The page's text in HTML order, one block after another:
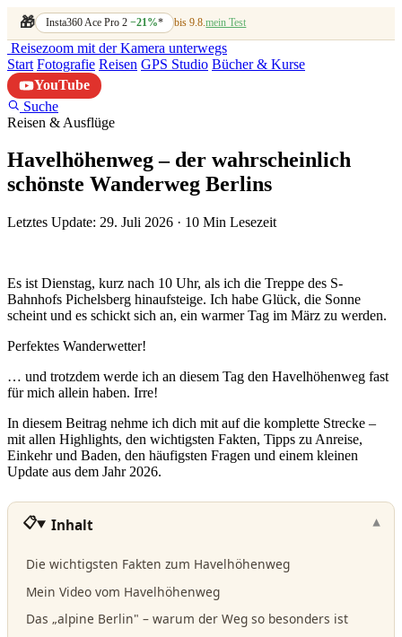
🎁 Insta360 Ace Pro 2−21%* bis 9.8.mein Test
Reisezoom mit der Kamera unterwegs
Start Fotografie Reisen GPS Studio Bücher & Kurse
YouTube
Suche
Reisen & Ausflüge
Havelhöhenweg – der wahrscheinlich
schönste Wanderweg Berlins
Letztes Update: 29. Juli 2026 · 10 Min Lesezeit
Es ist Dienstag, kurz nach 10 Uhr, als ich die Treppe des S-
Bahnhofs Pichelsberg hinaufsteige. Ich habe Glück, die Sonne
scheint und es schickt sich an, ein warmer Tag im März zu werden.
Perfektes Wanderwetter!
… und trotzdem werde ich an diesem Tag den Havelhöhenweg fast
für mich allein haben. Irre!
In diesem Beitrag nehme ich dich mit auf die komplette Strecke –
mit allen Highlights, den wichtigsten Fakten, Tipps zu Anreise,
Einkehr und Baden, den häufigsten Fragen und einem kleinen
Update aus dem Jahr 2026.
Inhalt
Die wichtigsten Fakten zum Havelhöhenweg
Mein Video vom Havelhöhenweg
Das „alpine Berlin" – warum der Weg so besonders ist